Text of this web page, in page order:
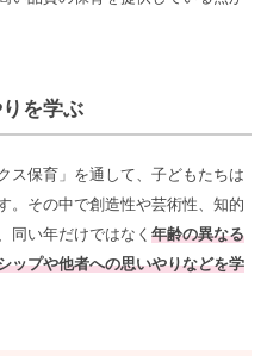
を学ぶ
ス保育」を通して、子どもたちは
。その中で創造性や芸術性、知的
同い年だけではなく年齢の異なる
ップや他者への思いやりなどを学